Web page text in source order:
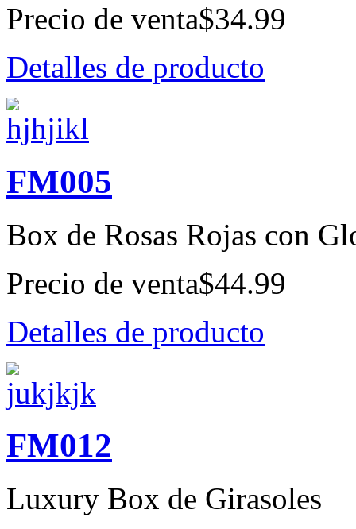
Precio de venta$34.99
Detalles de producto
FM005
Box de Rosas Rojas con
Precio de venta$44.99
Detalles de producto
FM012
Luxury Box de Girasoles